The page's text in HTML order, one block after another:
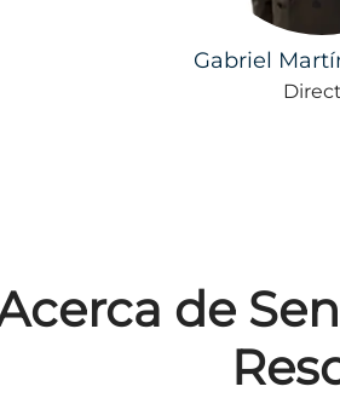
Gabriel
de